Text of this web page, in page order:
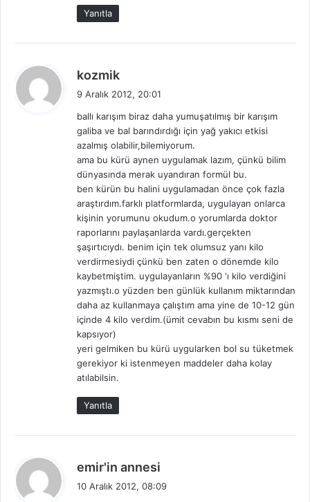
Yanıtla
kozmik
i
k
i
9 Aralık 2012, 20:01
ballı karışım biraz daha yumuşatılmış bir karışım
galiba ve bal barındırdığı için yağ yakıcı etkisi
azalmış olabilir,bilemiyorum.
ama bu kürü aynen uygulamak lazım, çünkü bilim
dünyasında merak uyandıran formül bu.
ben kürün bu halini uygulamadan önce çok fazla
araştırdım.farklı platformlarda, uygulayan onlarca
kişinin yorumunu okudum.o yorumlarda doktor
raporlarını paylaşanlarda vardı.gerçekten
şaşırtıcıydı. benim için tek olumsuz yanı kilo
verdirmesiydi çünkü ben zaten o dönemde kilo
kaybetmiştim. uygulayanların %90 'ı kilo verdiğini
yazmıştı.o yüzden ben günlük kullanım miktarından
daha az kullanmaya çalıştım ama yine de 10-12 gün
içinde 4 kilo verdim.(ümit cevabın bu kısmı seni de
kapsıyor)
yeri gelmiken bu kürü uygularken bol su tüketmek
gerekiyor ki istenmeyen maddeler daha kolay
atılabilsin.
Yanıtla
emir'in annesi
10 Aralık 2012, 08:09